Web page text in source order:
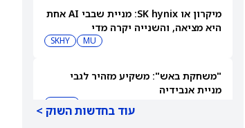
מיקרון או SK hynix: מניית שבבי AI אחת
היא מציאה, והשנייה יקרה מדי
MU
SKHY
"משחקת באש": משקיע מזהיר לגבי
מניית אנבידיה
עוד בחדשות השוק >